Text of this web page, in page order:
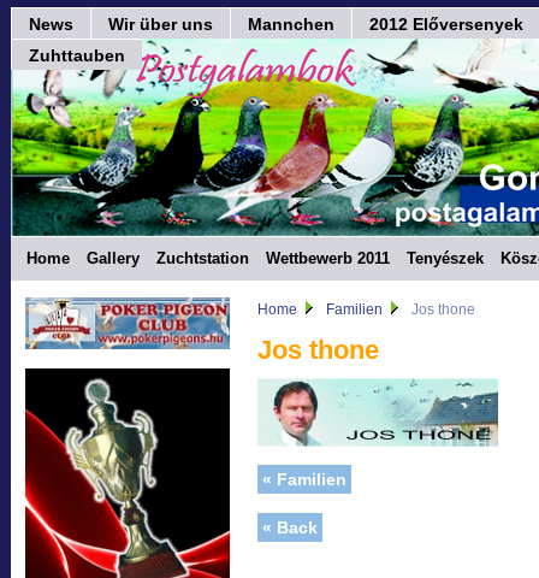
News Wir über uns Mannchen
2012 Előversenyek
Zuhttauben
Home Gallery Zuchtstation Wettbewerb 2011 Tenyészek
Home Familien Jos thone
Jos thone
« Familien
« Back